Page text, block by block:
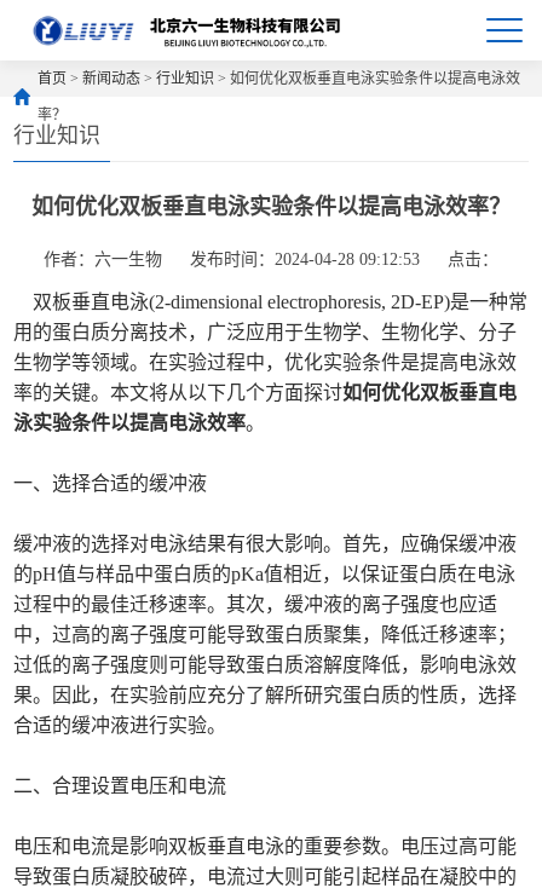
首页 >新闻动态 >行业知识 > 如何优化双板垂直电泳实验条件以提高电泳效
率？
行业知识
如何优化双板垂直电泳实验条件以提高电泳效率？
作者：六一生物 发布时间：2024-04-28 09:12:53 点击：
双板垂直电泳(2-dimensional electrophoresis, 2D-EP)是一种常
用的蛋白质分离技术，广泛应用于生物学、生物化学、分子
生物学等领域。在实验过程中，优化实验条件是提高电泳效
率的关键。本文将从以下几个方面探讨如何优化双板垂直电
泳实验条件以提高电泳效率。
一、选择合适的缓冲液
缓冲液的选择对电泳结果有很大影响。首先，应确保缓冲液
的pH值与样品中蛋白质的pKa值相近，以保证蛋白质在电泳
过程中的最佳迁移速率。其次，缓冲液的离子强度也应适
中，过高的离子强度可能导致蛋白质聚集，降低迁移速率；
过低的离子强度则可能导致蛋白质溶解度降低，影响电泳效
果。因此，在实验前应充分了解所研究蛋白质的性质，选择
合适的缓冲液进行实验。
二、合理设置电压和电流
电压和电流是影响双板垂直电泳的重要参数。电压过高可能
导致蛋白质凝胶破碎，电流过大则可能引起样品在凝胶中的